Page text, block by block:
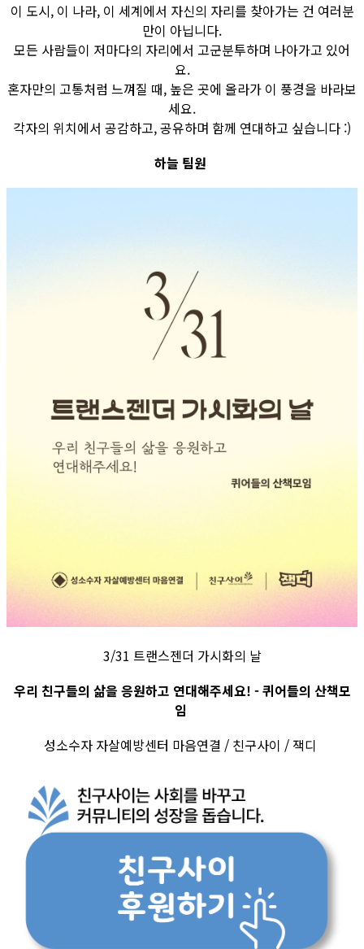
이 도시, 이 나라, 이 세계에서 자신의 자리를 찾아가는 건 여러분
만이 아닙니다.
모든 사람들이 저마다의 자리에서 고군분투하며 나아가고 있어
요.
혼자만의 고통처럼 느껴질 때, 높은 곳에 올라가 이 풍경을 바라보
세요.
각자의 위치에서 공감하고, 공유하며 함께 연대하고 싶습니다 :)
하늘 팀원
3/31 트랜스젠더 가시화의 날
우리 친구들의 삶을 응원하고 연대해주세요! - 퀴어들의 산책모
임
성소수자 자살예방센터 마음연결 / 친구사이 / 잭디